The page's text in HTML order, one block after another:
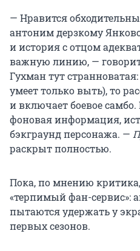
— Нравится
антоним дерзкому
и история с отцом
важную линию, —
Гухман тут
умеет только выть), то
и включает боевое самбо.
фоновая информация,
бэкграунд персонажа. —
раскрыт полностью.
Пока, по мнению
«терпимый фан-сервис»:
пытаются удержать у
первых сезонов.